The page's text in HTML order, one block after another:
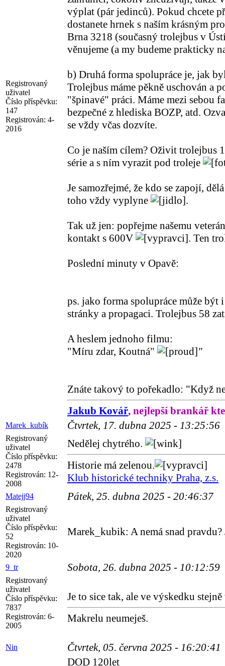
Registrovaný
uživatel
Číslo příspěvku:
147
Registrován: 4-
2016
výplat (pár jedinců). Pokud chcete
dostanete hrnek s naším krásným
Brna 3218 (současný trolejbus v
věnujeme (a my budeme prakticky
b) Druhá forma spolupráce je, jak
Trolejbus máme pěkně uschován a
"špinavé" práci. Máme mezi sebou
bezpečné z hlediska BOZP, atd.
se vždy včas dozvíte.
Co je naším cílem? Oživit trolejbus
série a s ním vyrazit pod troleje
Je samozřejmé, že kdo se zapojí,
toho vždy vyplyne
.
Tak už jen: popřejme našemu
kontakt s 600V
. Ten
Poslední minuty v Opavě:
ps. jako forma spolupráce může
stránky a propagaci. Trolejbus 58
A heslem jednoho filmu:
"Míru zdar, Koutná"
"
Znáte takový to pořekadlo: "Když
Jakub Kovář, nejlepší brankář
Marek_kubík Čtvrtek, 17. dubna 2025 - 13:25:56
Registrovaný
uživatel
Číslo příspěvku:
2478
Registrován: 12-
2008
Nedělej chytrého.
Historie má zelenou.
Klub historické techniky Praha, z.s.
Matejj94 Pátek, 25. dubna 2025 - 20:46:37
Registrovaný
uživatel
Číslo příspěvku:
52
Registrován: 10-
2020
Marek_kubik: A nemá snad pravdu?
9_tr Sobota, 26. dubna 2025 - 10:12:59
Registrovaný
uživatel
Číslo příspěvku:
7837
Registrován: 6-
2005
Je to sice tak, ale ve výskedku
Makrelu neumeješ.
Nin
Čtvrtek, 05. června 2025 - 16:20:41
DOD 120let